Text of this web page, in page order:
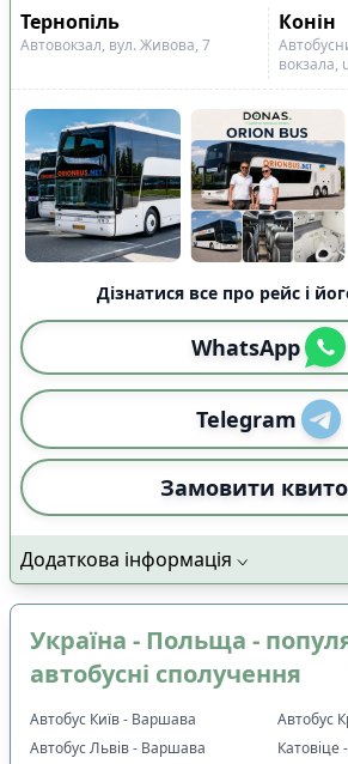
Тернопіль
Конін
Автовокзал, вул. Живова, 7
вокзала,
Дізнатися все про рейс і
WhatsApp
Telegram
Замовити
Додаткова інформація
Україна - Польща -
автобусні сполучення
Автобус Київ - Варшава
Автобус Львів - Варшава
Автобус
Катовіце